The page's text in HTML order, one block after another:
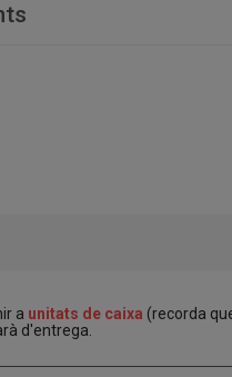
a unitats de caixa (recorda
d'entrega.